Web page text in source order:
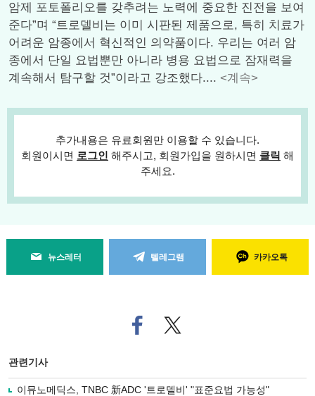
암제 포토폴리오를 갖추려는 노력에 중요한 진전을 보여
준다”며 “트로델비는 이미 시판된 제품으로, 특히 치료가
어려운 암종에서 혁신적인 의약품이다. 우리는 여러 암
종에서 단일 요법뿐만 아니라 병용 요법으로 잠재력을
계속해서 탐구할 것”이라고 강조했다.... <계속>
추가내용은 유료회원만 이용할 수 있습니다.
회원이시면 로그인 해주시고, 회원가입을 원하시면 클릭 해
주세요.
뉴스레터 텔레그램 카카오톡
페
이
로
트위
터로
관련기사
이뮤노메딕스, TNBC 新ADC '트로델비' "표준요법 가능성"